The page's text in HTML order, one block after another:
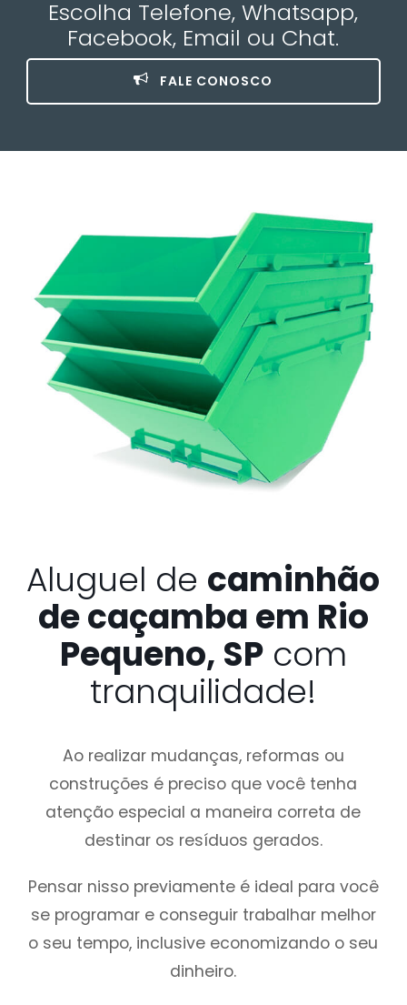
Escolha Telefone, Whatsapp,
Facebook, Email ou Chat.
FALE CONOSCO
Aluguel de caminhão
de caçamba em Rio
Pequeno, SPcom
tranquilidade!
Ao realizar mudanças, reformas ou
construções é preciso que você tenha
atenção especial a maneira correta de
destinar os resíduos gerados.
Pensar nisso previamente é ideal para você
se programar e conseguir trabalhar melhor
o seu tempo, inclusive economizando o seu
dinheiro.